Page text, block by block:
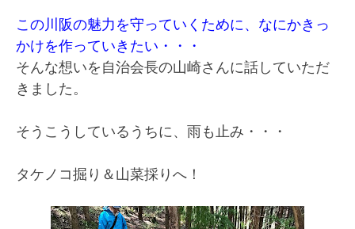
この川阪の魅力を守っていくために、なにかきっ
かけを作っていきたい・・・
そんな想いを自治会長の山崎さんに話していただ
きました。
そうこうしているうちに、雨も止み・・・
タケノコ掘り＆山菜採りへ！